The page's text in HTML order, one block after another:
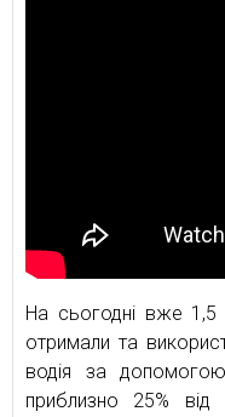
На сьогодні вже 1,5
отримали та
водія за
приблизно 25% від